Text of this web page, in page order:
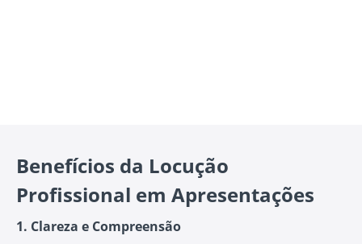
Benefícios da Locução
Profissional em Apresentações
1. Clareza e Compreensão